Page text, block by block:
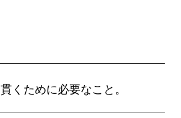
くために必要なこと。